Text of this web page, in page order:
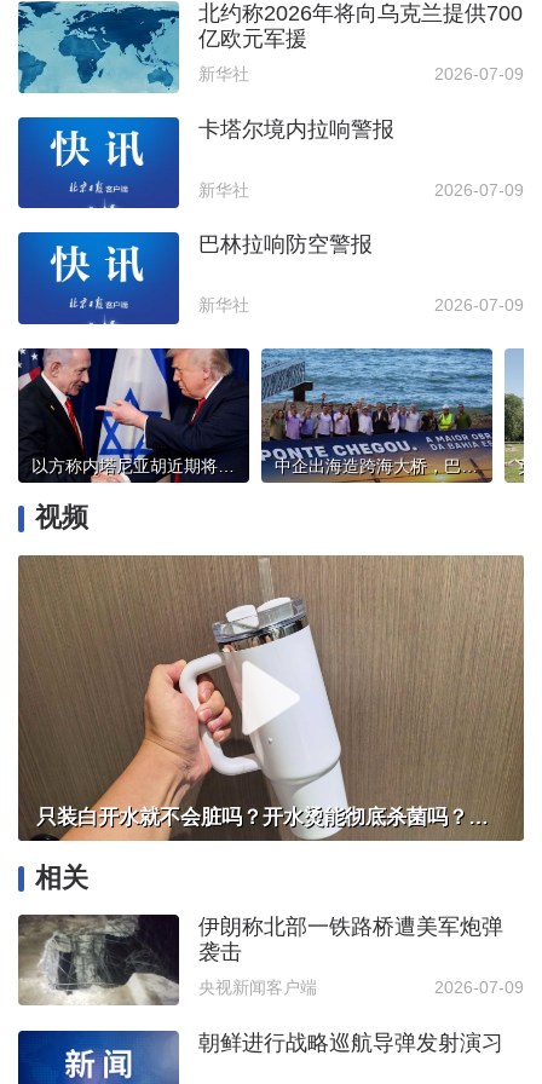
北约称2026年将向乌克兰提供700
亿欧元军援
新华社 2026-07-09
卡塔尔境内拉响警报
新华社 2026-07-09
巴林拉响防空警报
新华社 2026-07-09
以方称内塔尼亚胡近期将与特朗普会面 中企出海造跨海大桥，巴西总统卢拉：造福当地民众
视频
只装白开水就不会脏吗？开水烫能彻底杀菌吗？感控专家详解“吸管杯”藏菌真相｜都视频·热观察
相关
伊朗称北部一铁路桥遭美军炮弹
袭击
央视新闻客户端 2026-07-09
朝鲜进行战略巡航导弹发射演习